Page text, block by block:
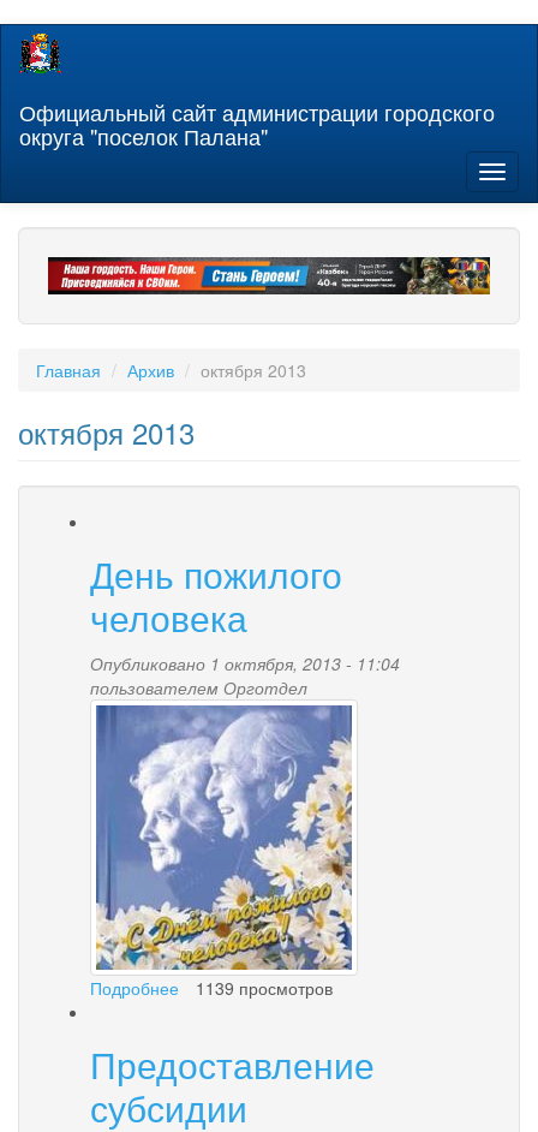
Перейти
содержанию
Официальный сайт администрации городского
округа "поселок Палана"
Главная Архив октября 2013
октября 2013
День пожилого
человека
Опубликовано 1 октября, 2013 - 11:04
пользователем Орготдел
s_prazdnikom.jpg
Подробнее
человека
1139 просмотров
Предоставление
субсидии